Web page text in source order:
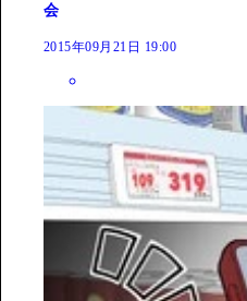
会
2015年09月21日 19:00